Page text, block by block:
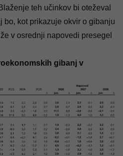
teh učinkov bi oteževal
bo, kot prikazuje okvir o gibanju
v osrednji napovedi presegel
gibanj v